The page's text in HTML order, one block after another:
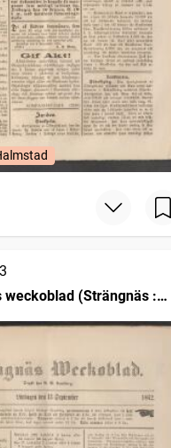
weckoblad (Strängnäs :